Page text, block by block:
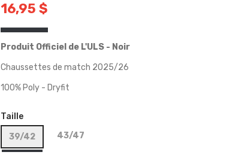
16,95 $
Produit Officiel de L'ULS - Noir
Chaussettes de match 2025/26
100% Poly - Dryfit
Taille
39/42
43/47